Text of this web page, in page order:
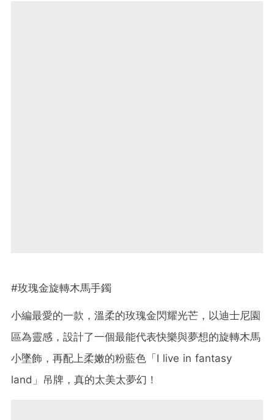
#玫瑰金旋轉木馬手鐲
小編最愛的一款，溫柔的玫瑰金閃耀光芒，以迪士尼園
區為靈感，設計了一個最能代表快樂與夢想的旋轉木馬
小墜飾，再配上柔嫩的粉藍色「I live in fantasy
land」吊牌，真的太美太夢幻！